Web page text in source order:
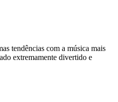
tendências com a música mais
extremamente divertido e